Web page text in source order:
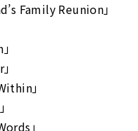
Family Reunion」
」
」